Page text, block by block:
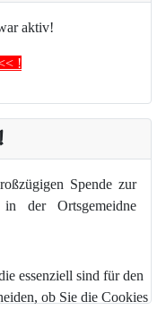
aktiv!
!
Spende zur
der Ortsgemeidne
essenziell sind für den
ob Sie die Cookies